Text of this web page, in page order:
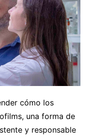
cómo los
una forma de
y responsable